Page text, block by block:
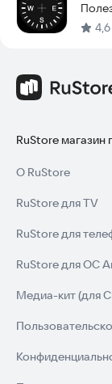
4,6
RuStore
О RuStore
RuStore для TV
RuStore для
RuStore для ОС
Медиа-кит (для